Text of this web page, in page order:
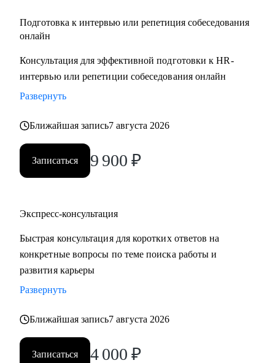
Подготовка к интервью или репетиция собеседования
онлайн
Консультация для эффективной подготовки к HR-
интервью или репетиции собеседования онлайн
Развернуть
Ближайшая запись7 августа 2026
Записаться 9 900 ₽
Экспресс-консультация
Быстрая консультация для коротких ответов на
конкретные вопросы по теме поиска работы и
развития карьеры
Развернуть
Ближайшая запись7 августа 2026
Записаться 4 000 ₽